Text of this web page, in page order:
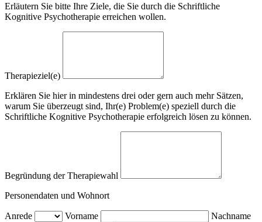
Erläutern Sie bitte Ihre Ziele, die Sie durch die Schriftliche
Kognitive Psychotherapie erreichen wollen.
Therapieziel(e)
Erklären Sie hier in mindestens drei oder gern auch mehr Sätzen,
warum Sie überzeugt sind, Ihr(e) Problem(e) speziell durch die
Schriftliche Kognitive Psychotherapie erfolgreich lösen zu können.
Begründung der Therapiewahl
Personendaten und Wohnort
Anrede Vorname
Nachname